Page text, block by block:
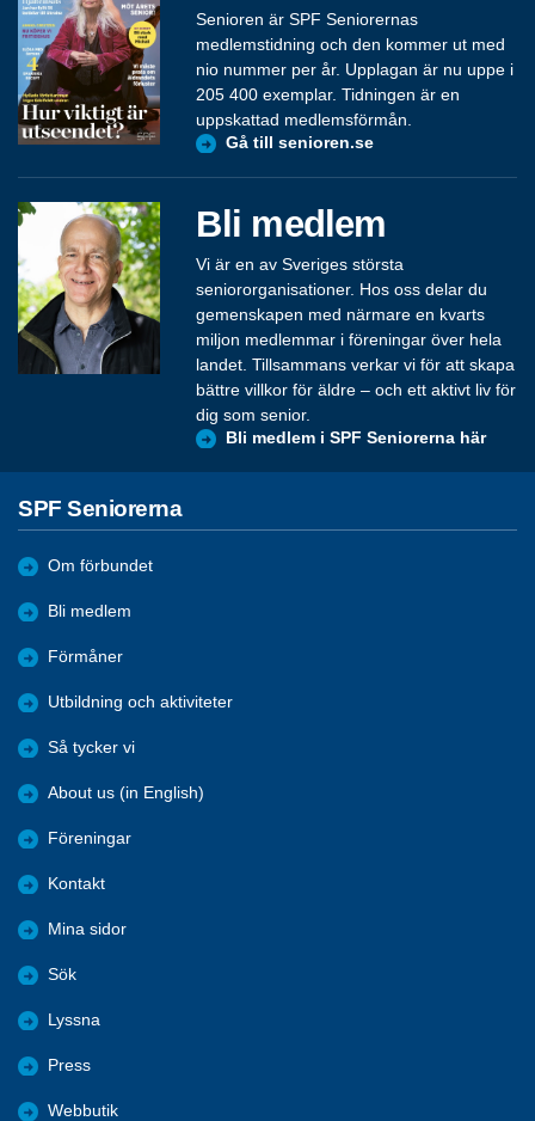
Senioren är SPF Seniorernas
medlemstidning och den kommer ut med
nio nummer per år. Upplagan är nu uppe i
205 400 exemplar. Tidningen är en
uppskattad medlemsförmån.
Gå till senioren.se
Bli medlem
Vi är en av Sveriges största
seniororganisationer. Hos oss delar du
gemenskapen med närmare en kvarts
miljon medlemmar i föreningar över hela
landet. Tillsammans verkar vi för att skapa
bättre villkor för äldre – och ett aktivt liv för
dig som senior.
Bli medlem i SPF Seniorerna här
SPF Seniorerna
Om förbundet
Bli medlem
Förmåner
Utbildning och aktiviteter
Så tycker vi
About us (in English)
Föreningar
Kontakt
Mina sidor
Sök
Lyssna
Press
Webbutik